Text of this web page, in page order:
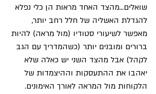
שואלים...מהצד האחד מראות הן כלי נפלא
להגדלת האשליה של חלל רחב יותר,
מאפשר לשיעורי סטודיו (מול מראה) להיות
ברורים ומובנים יותר (כשהמדריך עם הגב
לקהל) אבל מהצד השני יש כאלה שלא
יאהבו את ההתעסקות וההיצמדות של
הלקוחות מול המראה לאורך האימונים.